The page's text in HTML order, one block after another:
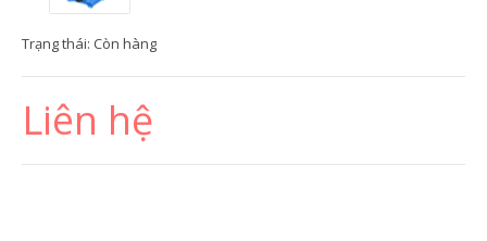
Trạng thái: Còn hàng
Liên hệ